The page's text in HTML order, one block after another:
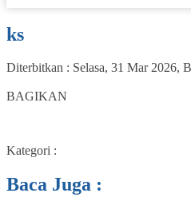
ks
Diterbitkan : Selasa, 31 Mar 2026,
BAGIKAN
Kategori :
Baca Juga :